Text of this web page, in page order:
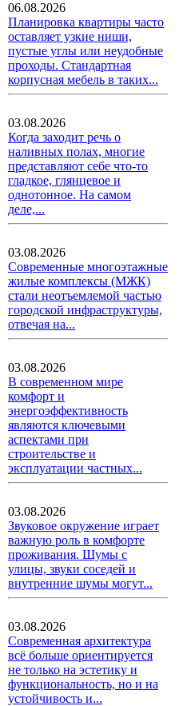
06.08.2026
Планировка квартиры часто
оставляет узкие ниши,
пустые углы или неудобные
проходы. Стандартная
корпусная мебель в таких...
03.08.2026
Когда заходит речь о
наливных полах, многие
представляют себе что-то
гладкое, глянцевое и
однотонное. На самом
деле,...
03.08.2026
Современные многоэтажные
жилые комплексы (МЖК)
стали неотъемлемой частью
городской инфраструктуры,
отвечая на...
03.08.2026
В современном мире
комфорт и
энергоэффективность
являются ключевыми
аспектами при
строительстве и
эксплуатации частных...
03.08.2026
Звуковое окружение играет
важную роль в комфорте
проживания. Шумы с
улицы, звуки соседей и
внутренние шумы могут...
03.08.2026
Современная архитектура
всё больше ориентируется
не только на эстетику и
функциональность, но и на
устойчивость и...